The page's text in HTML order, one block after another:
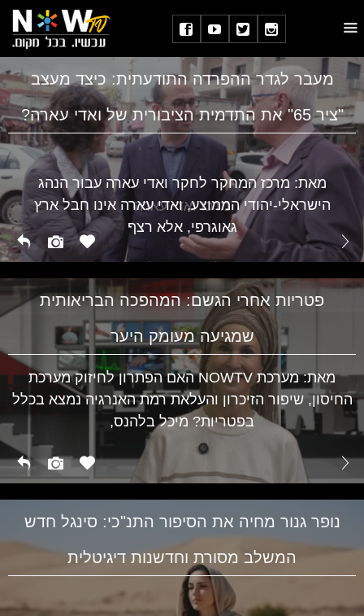
מעבר לגדר ההפרדה התודעתית: כיצד מעצב
"ציר 65" את התדמית הציבורית של ואדי עארה?
מרכז ואדי עארה
מאת: מרכז המחקר לחקר ואדי עארה עבור הנהג
הישראלי-יהודי הממוצע, ואדי עארה אינו חבל ארץ
גאוגרפי, אלא רצף
פטריות אחרי הגשם: המהפכה הבריאותית
שמגיעה מעומק היער
מאת: מערכת NOWTV האם הפתרון לחיזוק מערכת
החיסון, שיפור הזיכרון והעלאת רמת האנרגיה נמצא בכלל
בפטריות? מיכל בלהנס,
נופר גנור מחיה את הסיפור התנ"כי: סינגל חדש
המשלב מסורת וחדשנות דיגיטלית